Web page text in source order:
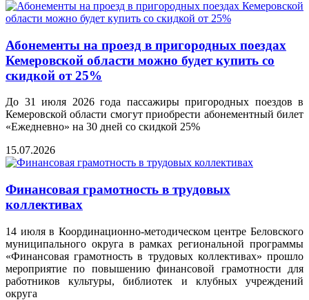
Абонементы на проезд в пригородных поездах
Кемеровской области можно будет купить со
скидкой от 25%
До 31 июля 2026 года пассажиры пригородных поездов в
Кемеровской области смогут приобрести абонементный билет
«Ежедневно» на 30 дней со скидкой 25%
15.07.2026
Финансовая грамотность в трудовых
коллективах
14 июля в Координационно‑методическом центре Беловского
муниципального округа в рамках региональной программы
«Финансовая грамотность в трудовых коллективах» прошло
мероприятие по повышению финансовой грамотности для
работников культуры, библиотек и клубных учреждений
округа